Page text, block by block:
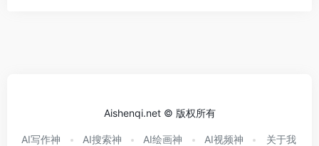
Aishenqi.net © 版权所有
AI写作神
AI搜索神
AI绘画神
AI视频神
关于我